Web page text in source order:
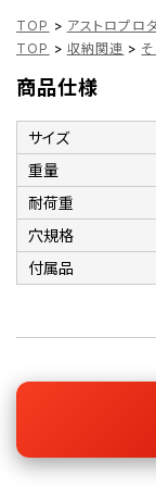
TOP > アストロプロ
TOP > 収納関連 >
商品仕様
サイズ
重量
耐荷重
穴規格
付属品